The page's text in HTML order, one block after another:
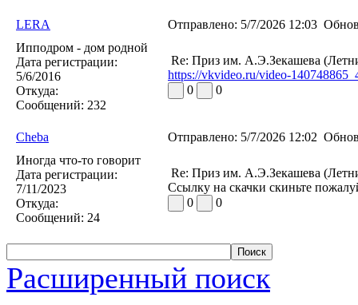
LERA Отправлено: 5/7/2026 12:03
Ипподром - дом родной
Дата регистрации:
5/6/2016
Откуда:
Сообщений: 232
Re: Приз им. А.Э.Зекашева
https://vkvideo.ru/video-
0
0
Cheba Отправлено: 5/7/2026 12:02
Иногда что-то говорит
Дата регистрации:
7/11/2023
Откуда:
Сообщений: 24
Re: Приз им. А.Э.Зекашева
Ссылку на скачки скиньте
0
0
Расширенный поиск